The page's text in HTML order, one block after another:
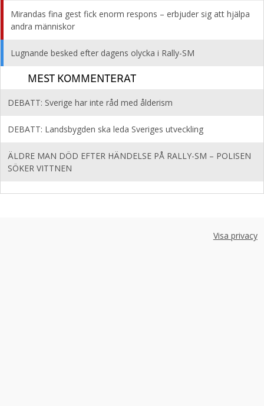
Mirandas fina gest fick enorm respons – erbjuder sig att hjälpa
andra människor
Lugnande besked efter dagens olycka i Rally-SM
MEST KOMMENTERAT
DEBATT: Sverige har inte råd med ålderism
DEBATT: Landsbygden ska leda Sveriges utveckling
ÄLDRE MAN DÖD EFTER HÄNDELSE PÅ RALLY-SM – POLISEN
SÖKER VITTNEN
Visa privacy